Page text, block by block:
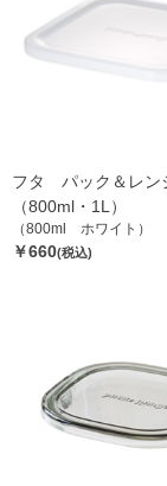
フタ パック＆レ
（800ml・1L）
（800ml ホワイト）
￥660(税込)